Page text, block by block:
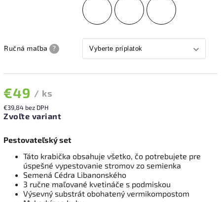
Ručná maľba ?
€49 / ks
€39,84 bez DPH
Zvoľte variant
Pestovateľský set
Táto krabička obsahuje všetko, čo potrebujete pre
úspešné vypestovanie stromov zo semienka
Semená Cédra Libanonského
3 ručne maľované kvetináče s podmiskou
Výsevný substrát obohatený vermikompostom